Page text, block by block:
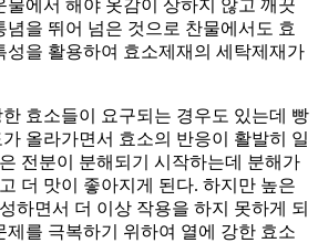
물에서 해야 옷감이 상하지 않고 깨끗
념을 뛰어 넘은 것으로 찬물에서도 효
성을 활용하여 효소제재의 세탁제재가
효소들이 요구되는 경우도 있는데 빵
올라가면서 효소의 반응이 활발히 일
전분이 분해되기 시작하는데 분해가
더 맛이 좋아지게 된다. 하지만 높은
하면서 더 이상 작용을 하지 못하게 되
제를 극복하기 위하여 열에 강한 효소